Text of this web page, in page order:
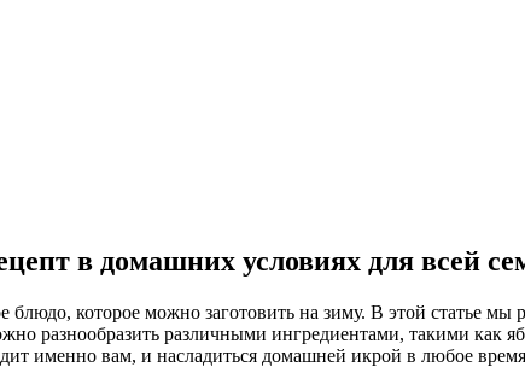
в домашних условиях для всей
блюдо, которое можно заготовить на зиму. В этой статье
разнообразить различными ингредиентами, такими как
именно вам, и насладиться домашней икрой в любое